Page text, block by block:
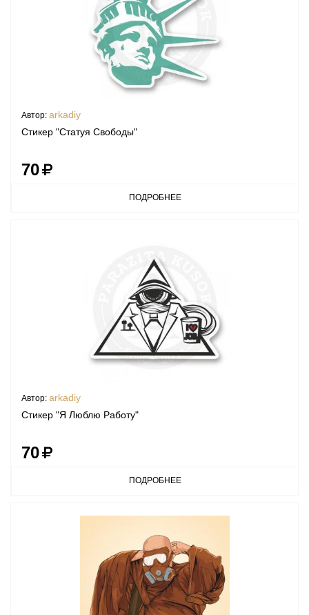
Автор: arkadiy
Стикер "Статуя Свободы"
70
ПОДРОБНЕЕ
Автор: arkadiy
Стикер "Я Люблю Работу"
70
ПОДРОБНЕЕ